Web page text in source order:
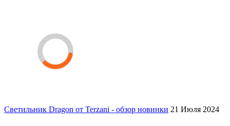
Светильник Dragon от Terzani - обзор новинки 21 Июля 2024